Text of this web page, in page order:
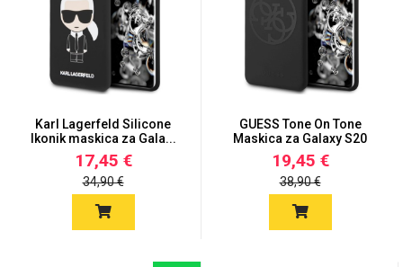
Karl Lagerfeld Silicone
Ikonik maskica za Gala...
17,45 €
34,90 €
GUESS Tone On Tone
Maskica za Galaxy S20
Ultra...
19,45 €
38,90 €